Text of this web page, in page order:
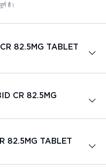
है।
82.5MG TABLET
CR 82.5MG
82.5MG TABLET